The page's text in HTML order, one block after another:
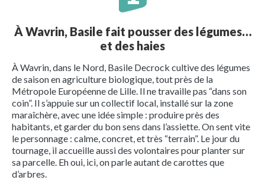
À Wavrin, Basile fait pousser des légumes…
et des haies
À Wavrin, dans le Nord, Basile Decrock cultive des légumes
de saison en agriculture biologique, tout près de la
Métropole Européenne de Lille. Il ne travaille pas “dans son
coin”. Il s’appuie sur un collectif local, installé sur la zone
maraîchère, avec une idée simple : produire près des
habitants, et garder du bon sens dans l’assiette. On sent vite
le personnage : calme, concret, et très “terrain”. Le jour du
tournage, il accueille aussi des volontaires pour planter sur
sa parcelle. Eh oui, ici, on parle autant de carottes que
d’arbres.